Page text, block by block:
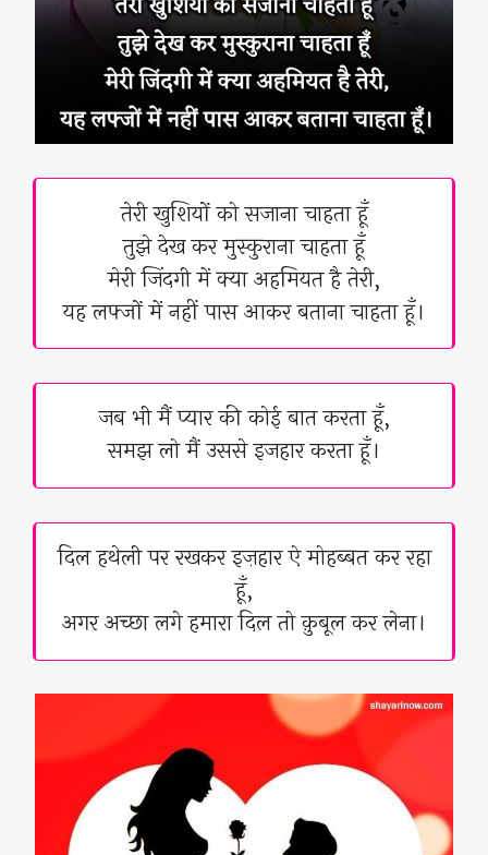
तेरी खुशियों को सजाना चाहता हूँ
तुझे देख कर मुस्कुराना चाहता हूँ
मेरी जिंदगी में क्या अहमियत है तेरी,
यह लफ्जों में नहीं पास आकर बताना चाहता हूँ।
जब भी मैं प्यार की कोई बात करता हूँ,
समझ लो मैं उससे इजहार करता हूँ।
दिल हथेली पर रखकर इज़हार ऐ मोहब्बत कर रहा
हूँ,
अगर अच्छा लगे हमारा दिल तो क़ुबूल कर लेना।